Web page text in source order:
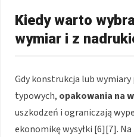
Kiedy warto
wymiar i z
Gdy konstrukcja lub
typowych, opakowania na
uszkodzeń i ograniczają
ekonomikę wysyłki [6][7].